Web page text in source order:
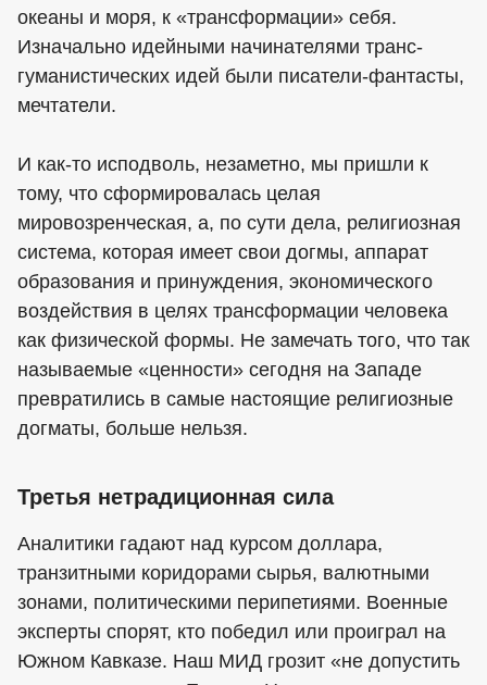
океаны и моря, к «трансформации» себя.
Изначально идейными начинателями транс-
гуманистических идей были писатели-фантасты,
мечтатели.
И как-то исподволь, незаметно, мы пришли к
тому, что сформировалась целая
мировозренческая, а, по сути дела, религиозная
система, которая имеет свои догмы, аппарат
образования и принуждения, экономического
воздействия в целях трансформации человека
как физической формы. Не замечать того, что так
называемые «ценности» сегодня на Западе
превратились в самые настоящие религиозные
догматы, больше нельзя.
Третья нетрадиционная сила
Аналитики гадают над курсом доллара,
транзитными коридорами сырья, валютными
зонами, политическими перипетиями. Военные
эксперты спорят, кто победил или проиграл на
Южном Кавказе. Наш МИД грозит «не допустить